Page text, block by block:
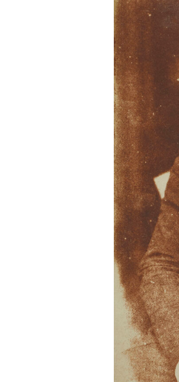
Helmut Newton,